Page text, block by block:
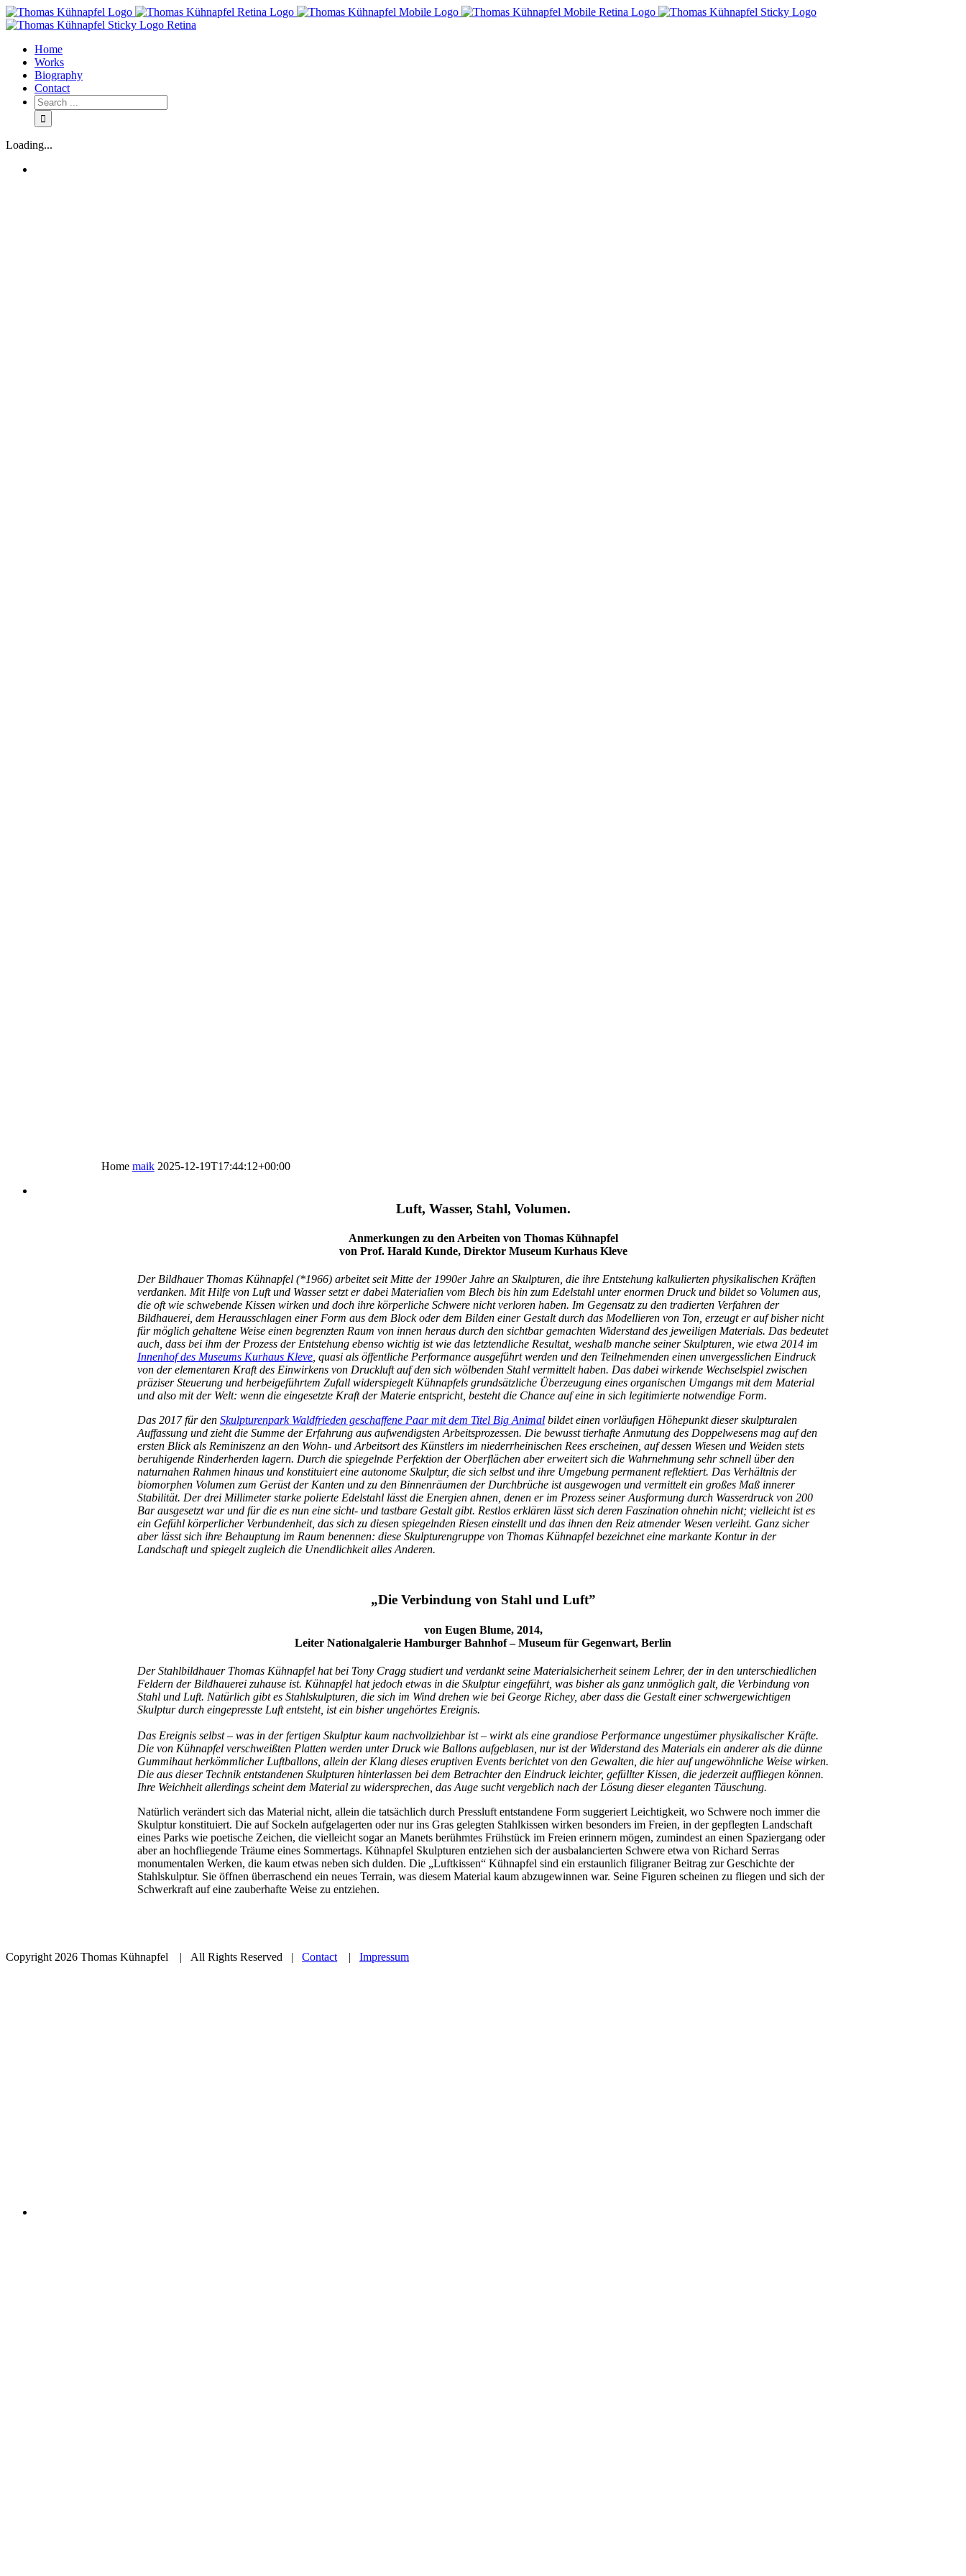
Home
Works
Biography
Contact
Loading...
Home maik 2025-12-19T17:44:12+00:00
Luft, Wasser, Stahl, Volumen.
Anmerkungen zu den Arbeiten von Thomas Kühnapfel
von Prof. Harald Kunde, Direktor Museum Kurhaus Kleve
Der Bildhauer Thomas Kühnapfel (*1966) arbeitet seit Mitte der 1990er Jahre an Skulpturen, die ihre Entstehung kalkulierten physikalischen Kräften
verdanken. Mit Hilfe von Luft und Wasser setzt er dabei Materialien vom Blech bis hin zum Edelstahl unter enormen Druck und bildet so Volumen aus,
die oft wie schwebende Kissen wirken und doch ihre körperliche Schwere nicht verloren haben. Im Gegensatz zu den tradierten Verfahren der
Bildhauerei, dem Herausschlagen einer Form aus dem Block oder dem Bilden einer Gestalt durch das Modellieren von Ton, erzeugt er auf bisher nicht
für möglich gehaltene Weise einen begrenzten Raum von innen heraus durch den sichtbar gemachten Widerstand des jeweiligen Materials. Das bedeutet
auch, dass bei ihm der Prozess der Entstehung ebenso wichtig ist wie das letztendliche Resultat, weshalb manche seiner Skulpturen, wie etwa 2014 im
Innenhof des Museums Kurhaus Kleve, quasi als öffentliche Performance ausgeführt werden und den Teilnehmenden einen unvergesslichen Eindruck
von der elementaren Kraft des Einwirkens von Druckluft auf den sich wölbenden Stahl vermittelt haben. Das dabei wirkende Wechselspiel zwischen
präziser Steuerung und herbeigeführtem Zufall widerspiegelt Kühnapfels grundsätzliche Überzeugung eines organischen Umgangs mit dem Material
und also mit der Welt: wenn die eingesetzte Kraft der Materie entspricht, besteht die Chance auf eine in sich legitimierte notwendige Form.
Das 2017 für den Skulpturenpark Waldfrieden geschaffene Paar mit dem Titel Big Animalbildet einen vorläufigen Höhepunkt dieser skulpturalen
Auffassung und zieht die Summe der Erfahrung aus aufwendigsten Arbeitsprozessen. Die bewusst tierhafte Anmutung des Doppelwesens mag auf den
ersten Blick als Reminiszenz an den Wohn- und Arbeitsort des Künstlers im niederrheinischen Rees erscheinen, auf dessen Wiesen und Weiden stets
beruhigende Rinderherden lagern. Durch die spiegelnde Perfektion der Oberflächen aber erweitert sich die Wahrnehmung sehr schnell über den
naturnahen Rahmen hinaus und konstituiert eine autonome Skulptur, die sich selbst und ihre Umgebung permanent reflektiert. Das Verhältnis der
biomorphen Volumen zum Gerüst der Kanten und zu den Binnenräumen der Durchbrüche ist ausgewogen und vermittelt ein großes Maß innerer
Stabilität. Der drei Millimeter starke polierte Edelstahl lässt die Energien ahnen, denen er im Prozess seiner Ausformung durch Wasserdruck von 200
Bar ausgesetzt war und für die es nun eine sicht- und tastbare Gestalt gibt. Restlos erklären lässt sich deren Faszination ohnehin nicht; vielleicht ist es
ein Gefühl körperlicher Verbundenheit, das sich zu diesen spiegelnden Riesen einstellt und das ihnen den Reiz atmender Wesen verleiht. Ganz sicher
aber lässt sich ihre Behauptung im Raum benennen: diese Skulpturengruppe von Thomas Kühnapfel bezeichnet eine markante Kontur in der
Landschaft und spiegelt zugleich die Unendlichkeit alles Anderen.
„Die Verbindung von Stahl und Luft”
von Eugen Blume, 2014,
Leiter Nationalgalerie Hamburger Bahnhof – Museum für Gegenwart, Berlin
Der Stahlbildhauer Thomas Kühnapfel hat bei Tony Cragg studiert und verdankt seine Materialsicherheit seinem Lehrer, der in den unterschiedlichen
Feldern der Bildhauerei zuhause ist. Kühnapfel hat jedoch etwas in die Skulptur eingeführt, was bisher als ganz unmöglich galt, die Verbindung von
Stahl und Luft. Natürlich gibt es Stahlskulpturen, die sich im Wind drehen wie bei George Richey, aber dass die Gestalt einer schwergewichtigen
Skulptur durch eingepresste Luft entsteht, ist ein bisher ungehörtes Ereignis.
Das Ereignis selbst – was in der fertigen Skulptur kaum nachvollziehbar ist – wirkt als eine grandiose Performance ungestümer physikalischer Kräfte.
Die von Kühnapfel verschweißten Platten werden unter Druck wie Ballons aufgeblasen, nur ist der Widerstand des Materials ein anderer als die dünne
Gummihaut herkömmlicher Luftballons, allein der Klang dieses eruptiven Events berichtet von den Gewalten, die hier auf ungewöhnliche Weise wirken.
Die aus dieser Technik entstandenen Skulpturen hinterlassen bei dem Betrachter den Eindruck leichter, gefüllter Kissen, die jederzeit auffliegen können.
Ihre Weichheit allerdings scheint dem Material zu widersprechen, das Auge sucht vergeblich nach der Lösung dieser eleganten Täuschung.
Natürlich verändert sich das Material nicht, allein die tatsächlich durch Pressluft entstandene Form suggeriert Leichtigkeit, wo Schwere noch immer die
Skulptur konstituiert. Die auf Sockeln aufgelagerten oder nur ins Gras gelegten Stahlkissen wirken besonders im Freien, in der gepflegten Landschaft
eines Parks wie poetische Zeichen, die vielleicht sogar an Manets berühmtes Frühstück im Freien erinnern mögen, zumindest an einen Spaziergang oder
aber an hochfliegende Träume eines Sommertags. Kühnapfel Skulpturen entziehen sich der ausbalancierten Schwere etwa von Richard Serras
monumentalen Werken, die kaum etwas neben sich dulden. Die „Luftkissen“ Kühnapfel sind ein erstaunlich filigraner Beitrag zur Geschichte der
Stahlskulptur. Sie öffnen überraschend ein neues Terrain, was diesem Material kaum abzugewinnen war. Seine Figuren scheinen zu fliegen und sich der
Schwerkraft auf eine zauberhafte Weise zu entziehen.
Copyright 2026 Thomas Kühnapfel | All Rights Reserved | Contact | Impressum